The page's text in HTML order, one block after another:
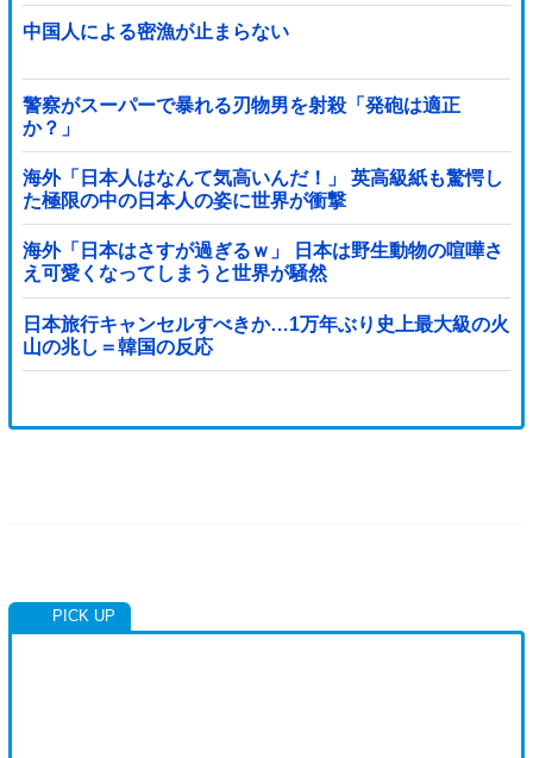
中国人による密漁が止まらない
警察がスーパーで暴れる刃物男を射殺「発砲は適正
か？」
海外「日本人はなんて気高いんだ！」 英高級紙も驚愕し
た極限の中の日本人の姿に世界が衝撃
海外「日本はさすが過ぎるｗ」 日本は野生動物の喧嘩さ
え可愛くなってしまうと世界が騒然
日本旅行キャンセルすべきか…1万年ぶり史上最大級の火
山の兆し＝韓国の反応